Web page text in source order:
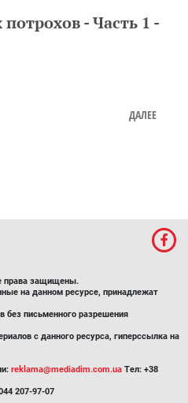
- Часть 1 -
ДАЛЕЕ
права защищены.
на данном ресурсе, принадлежат
без письменного разрешения
с данного ресурса, гиперссылка на
reklama@mediadim.com.ua Тел: +38
207-97-07